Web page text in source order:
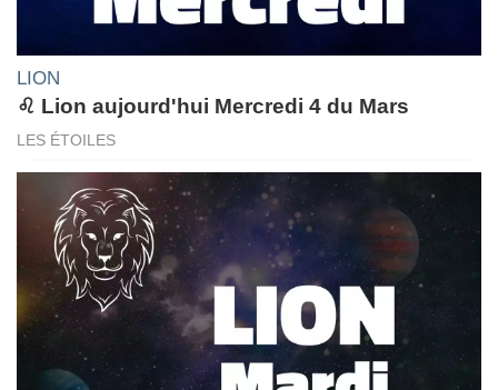
LION
♌ Lion aujourd'hui Mercredi 4 du Mars
LES ÉTOILES